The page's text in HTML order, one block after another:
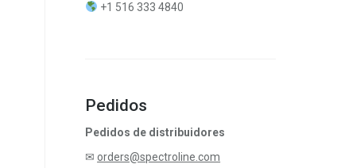
+1 516 333 4840
Pedidos
Pedidos de distribuidores
✉orders@spectroline.com